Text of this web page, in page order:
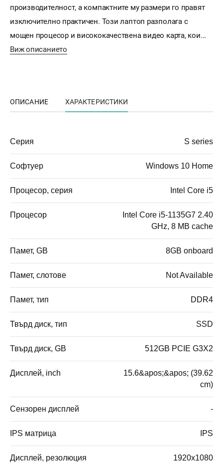
производителност, а компактните му размери го правят
изключително практичен. Този лаптоп разполага с
мощен процесор и висококачествена видео карта, кои...
Виж описанието
ОПИСАНИЕ ХАРАКТЕРИСТИКИ
Серия S series
Софтуер Windows 10 Home
Процесор, серия Intel Core i5
Процесор
Intel Core i5-1135G7 2.40
GHz, 8 MB cache
Памет, GB 8GB onboard
Памет, слотове Not Available
Памет, тип DDR4
Твърд диск, тип SSD
Твърд диск, GB 512GB PCIE G3X2
Дисплей, inch
15.6&apos;&apos; (39.62
cm)
Сензорен дисплей -
IPS матрица IPS
Дисплей, резолюция 1920x1080